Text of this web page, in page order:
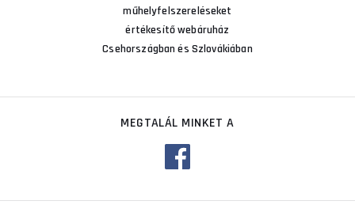
műhelyfelszereléseket
értékesítő webáruház
Csehországban és Szlovákiában
MEGTALÁL MINKET A